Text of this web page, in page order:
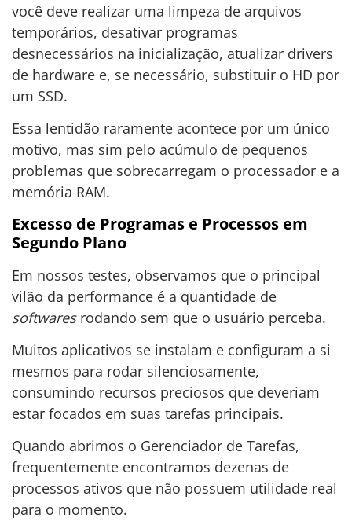
você deve realizar uma limpeza de arquivos
temporários, desativar programas
desnecessários na inicialização, atualizar drivers
de hardware e, se necessário, substituir o HD por
um SSD.
Essa lentidão raramente acontece por um único
motivo, mas sim pelo acúmulo de pequenos
problemas que sobrecarregam o processador e a
memória RAM.
Excesso de Programas e Processos em
Segundo Plano
Em nossos testes, observamos que o principal
vilão da performance é a quantidade de
softwaresrodando sem que o usuário perceba.
Muitos aplicativos se instalam e configuram a si
mesmos para rodar silenciosamente,
consumindo recursos preciosos que deveriam
estar focados em suas tarefas principais.
Quando abrimos o Gerenciador de Tarefas,
frequentemente encontramos dezenas de
processos ativos que não possuem utilidade real
para o momento.